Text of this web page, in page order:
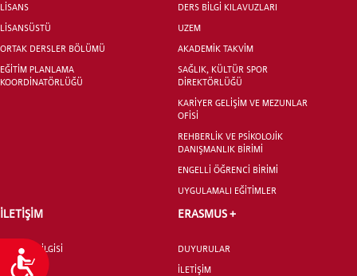
Ulaşılabilirlik
LİSANS
LİSANSÜSTÜ
ORTAK DERSLER BÖLÜMÜ
EĞİTİM PLANLAMA
KOORDİNATÖRLÜĞÜ
DERS BİLGİ KILAVUZLARI
UZEM
AKADEMİK TAKVİM
SAĞLIK, KÜLTÜR SPOR
DİREKTÖRLÜĞÜ
KARİYER GELİŞİM VE MEZUNLAR
OFİSİ
REHBERLİK VE PSİKOLOJİK
DANIŞMANLIK BİRİMİ
ENGELLİ ÖĞRENCİ BİRİMİ
UYGULAMALI EĞİTİMLER
İLETİŞİM
İLETİŞİM BİLGİSİ
ERASMUS +
DUYURULAR
İLETİŞİM